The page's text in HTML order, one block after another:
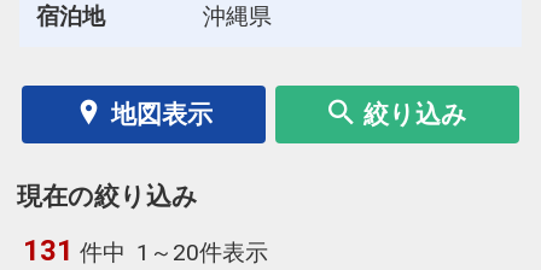
宿泊地
沖縄県
地図表示 絞り込み
現在の絞り込み
131 件中 1～20件表示